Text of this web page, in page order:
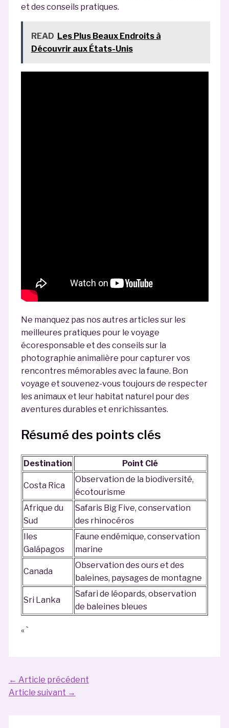
et des conseils pratiques.
READ Les Plus Beaux Endroits à
Découvrir aux États-Unis
Ne manquez pas nos autres articles sur les
meilleures pratiques pour le voyage
écoresponsable et des conseils sur la
photographie animalière pour capturer vos
rencontres mémorables avec la faune. Bon
voyage et souvenez-vous toujours de respecter
les animaux et leur habitat naturel pour des
aventures durables et enrichissantes.
Résumé des points clés
Destination Point Clé
Costa Rica
Observation de la biodiversité,
écotourisme
Afrique du
Sud
Safaris Big Five, conservation
des rhinocéros
Iles
Galápagos
Faune endémique, conservation
marine
Canada
Observation des ours et des
baleines, paysages de montagne
Sri Lanka
Safari de léopards, observation
de baleines bleues
« `
Navigation
des
← Article précédent
Article suivant →